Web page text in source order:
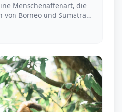
Menschenaffenart, die
von Borneo und Sumatra